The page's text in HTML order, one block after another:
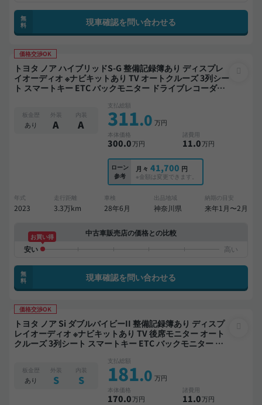
無
料
現車確認を問い合わせる
価格交渉OK
トヨタ ノア ハイブリッドS-G 整備記録簿あり ディスプレ
イオーディオ ※ナビキットあり TV オートクルーズ 3列シー
ト スマートキー ETC バックモニター ドライブレコーダー
板金歴
あり
外装
A
内装
A
支払総額
311.0 万円
本体価格
300.0万円
諸費用
11.0万円
ローン
参考
月々 41,700 円
※金額は変更できます。
年式
2023
走行距離
3.3万km
車検
28年6月
出品地域
神奈川県
納期の目安
来年1月〜2月
中古車販売店の価格との比較
お買い得
無
料
現車確認を問い合わせる
価格交渉OK
トヨタ ノア Si ダブルバイビーII 整備記録簿あり ディスプ
レイオーディオ ※ナビキットあり TV 後席モニター オート
クルーズ 3列シート スマートキー ETC バックモニター ド
板金歴
あり
外装
S
内装
S
支払総額
181.0 万円
本体価格
170.0万円
諸費用
11.0万円